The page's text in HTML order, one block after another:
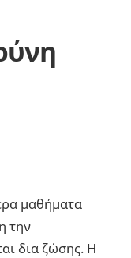
μαθήματα
την
δια ζώσης. Η